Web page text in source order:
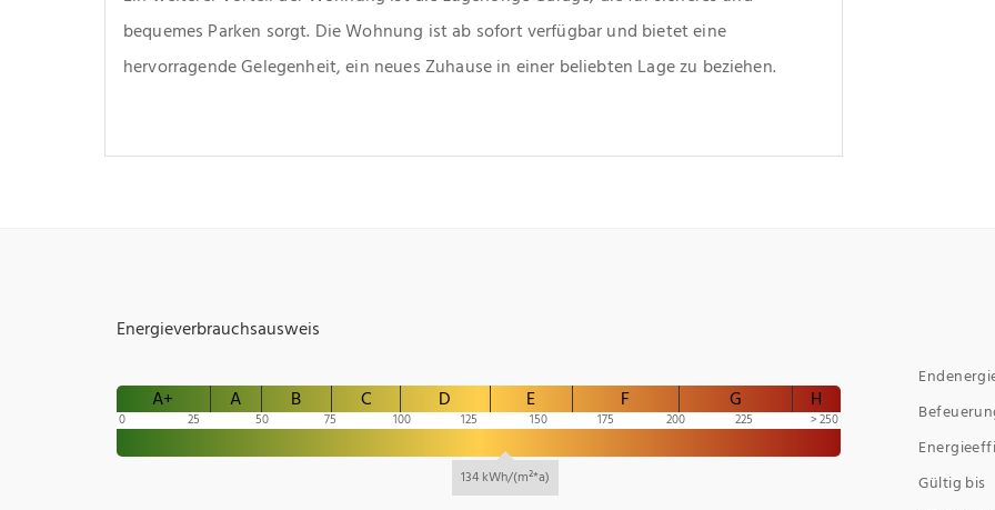
bequemes Parken sorgt. Die Wohnung ist ab sofort verfügbar und bietet eine
hervorragende Gelegenheit, ein neues Zuhause in einer beliebten Lage zu beziehen.
Energieverbrauchsausweis
A+ A B C D E F G H
0 25 50 75 100 125 150 175 200 225 250
134 kWh/(m²*a)
Gültig bis